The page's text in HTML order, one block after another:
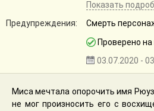
Показать
Предупреждения:
Смерть
Проверено
03.07.2020 -
Миса мечтала опорочить имя
не мог произносить его с